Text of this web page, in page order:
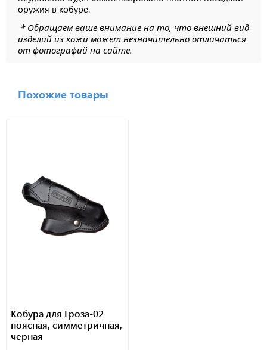
оружия в кобуре.
* Обращаем ваше внимание на то, что внешний вид
изделий из кожи может незначительно отличаться
от фотографий на сайте.
Похожие товары
Кобура для Гроза-02
поясная, симметричная,
черная